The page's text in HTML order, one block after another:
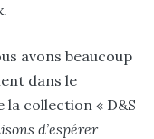
avons beaucoup
dans le
collection « D&S
d’espérer